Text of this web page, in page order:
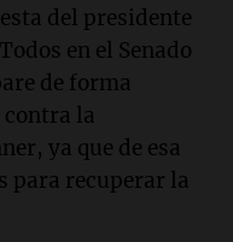
del presidente
en el Senado
de forma
la
ya que de esa
para recuperar la